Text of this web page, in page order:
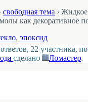
свободная тема › Жидкое
как декоративное
, эпоксид
22 участника,
сделано Ломастер.